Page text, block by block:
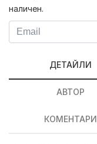
наличен.
ДЕТАЙЛИ
АВТОР
КОМЕНТАРИ